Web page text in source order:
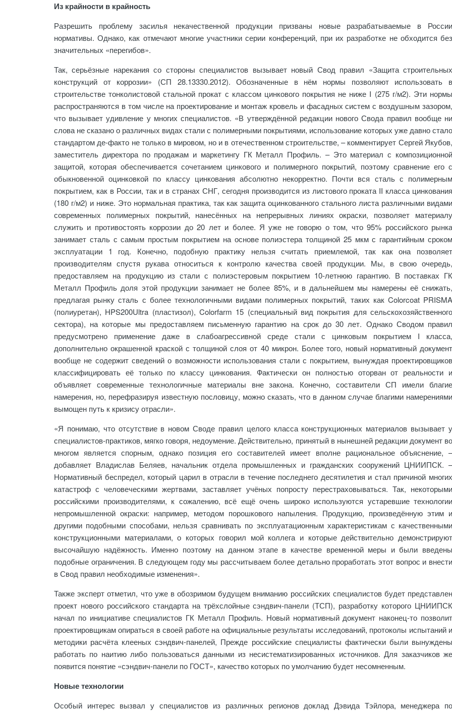
Из крайности в крайность
Разрешить проблему засилья некачественной продукции призваны новые разрабатываемые в России
нормативы. Однако, как отмечают многие участники серии конференций, при их разработке не обходится без
значительных «перегибов».
Так, серьёзные нарекания со стороны специалистов вызывает новый Свод правил «Защита строительных
конструкций от коррозии» (СП 28.13330.2012). Обозначенные в нём нормы позволяют использовать в
строительстве тонколистовой стальной прокат с классом цинкового покрытия не ниже I (275 г/м2). Эти нормы
распространяются в том числе на проектирование и монтаж кровель и фасадных систем с воздушным зазором,
что вызывает удивление у многих специалистов. «В утверждённой редакции нового Свода правил вообще ни
слова не сказано о различных видах стали с полимерными покрытиями, использование которых уже давно стало
стандартом де-факто не только в мировом, но и в отечественном строительстве, – комментирует Сергей Якубов,
заместитель директора по продажам и маркетингу ГК Металл Профиль. – Это материал с композиционной
защитой, которая обеспечивается сочетанием цинкового и полимерного покрытий, поэтому сравнение его с
обыкновенной оцинковкой по классу цинкования абсолютно некорректно. Почти вся сталь с полимерным
покрытием, как в России, так и в странах СНГ, сегодня производится из листового проката II класса цинкования
(180 г/м2) и ниже. Это нормальная практика, так как защита оцинкованного стального листа различными видами
современных полимерных покрытий, нанесённых на непрерывных линиях окраски, позволяет материалу
служить и противостоять коррозии до 20 лет и более. Я уже не говорю о том, что 95% российского рынка
занимает сталь с самым простым покрытием на основе полиэстера толщиной 25 мкм с гарантийным сроком
эксплуатации 1 год. Конечно, подобную практику нельзя считать приемлемой, так как она позволяет
производителям спустя рукава относиться к контролю качества своей продукции. Мы, в свою очередь,
предоставляем на продукцию из стали с полиэстеровым покрытием 10-летнюю гарантию. В поставках ГК
Металл Профиль доля этой продукции занимает не более 85%, и в дальнейшем мы намерены её снижать,
предлагая рынку сталь с более технологичными видами полимерных покрытий, таких как Colorcoat PRISMA
(полиуретан), HPS200Ultra (пластизол), Colorfarm 15 (специальный вид покрытия для сельскохозяйственного
сектора), на которые мы предоставляем письменную гарантию на срок до 30 лет. Однако Сводом правил
предусмотрено применение даже в слабоагрессивной среде стали с цинковым покрытием I класса,
дополнительно окрашенной краской с толщиной слоя от 40 микрон. Более того, новый нормативный документ
вообще не содержит сведений о возможности использования стали с покрытием, вынуждая проектировщиков
классифицировать её только по классу цинкования. Фактически он полностью оторван от реальности и
объявляет современные технологичные материалы вне закона. Конечно, составители СП имели благие
намерения, но, перефразируя известную пословицу, можно сказать, что в данном случае благими намерениями
вымощен путь к кризису отрасли».
«Я понимаю, что отсутствие в новом Своде правил целого класса конструкционных материалов вызывает у
специалистов-практиков, мягко говоря, недоумение. Действительно, принятый в нынешней редакции документ во
многом является спорным, однако позиция его составителей имеет вполне рациональное объяснение, –
добавляет Владислав Беляев, начальник отдела промышленных и гражданских сооружений ЦНИИПСК. –
Нормативный беспредел, который царил в отрасли в течение последнего десятилетия и стал причиной многих
катастроф с человеческими жертвами, заставляет учёных попросту перестраховываться. Так, некоторыми
российскими производителями, к сожалению, всё ещё очень широко используются устаревшие технологии
непромышленной окраски: например, методом порошкового напыления. Продукцию, произведённую этим и
другими подобными способами, нельзя сравнивать по эксплуатационным характеристикам с качественными
конструкционными материалами, о которых говорил мой коллега и которые действительно демонстрируют
высочайшую надёжность. Именно поэтому на данном этапе в качестве временной меры и были введены
подобные ограничения. В следующем году мы рассчитываем более детально проработать этот вопрос и внести
в Свод правил необходимые изменения».
Также эксперт отметил, что уже в обозримом будущем вниманию российских специалистов будет представлен
проект нового российского стандарта на трёхслойные сэндвич-панели (ТСП), разработку которого ЦНИИПСК
начал по инициативе специалистов ГК Металл Профиль. Новый нормативный документ наконец-то позволит
проектировщикам опираться в своей работе на официальные результаты исследований, протоколы испытаний и
методики расчёта клееных сэндвич-панелей, Прежде российские специалисты фактически были вынуждены
работать по наитию либо пользоваться данными из несистематизированных источников. Для заказчиков же
появится понятие «сэндвич-панели по ГОСТ», качество которых по умолчанию будет несомненным.
Новые технологии
Особый интерес вызвал у специалистов из различных регионов доклад Дэвида Тэйлора, менеджера по